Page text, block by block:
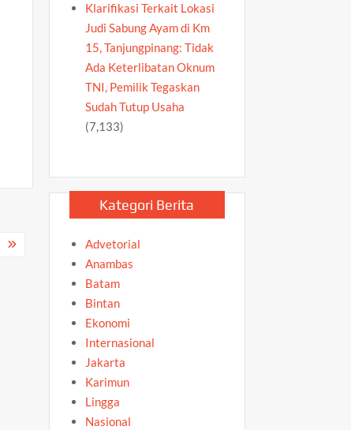
Klarifikasi Terkait Lokasi
Judi Sabung Ayam di Km
15, Tanjungpinang: Tidak
Ada Keterlibatan Oknum
TNI, Pemilik Tegaskan
Sudah Tutup Usaha
(7,133)
Kategori Berita
Advetorial
Anambas
Batam
Bintan
Ekonomi
Internasional
Jakarta
Karimun
Lingga
Nasional